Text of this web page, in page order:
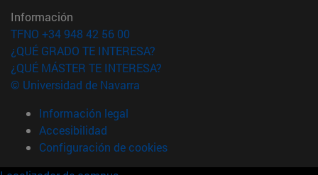
Información
TFNO +34 948 42 56 00
¿QUÉ GRADO TE INTERESA?
¿QUÉ MÁSTER TE INTERESA?
© Universidad de Navarra
Información legal
Accesibilidad
Configuración de cookies